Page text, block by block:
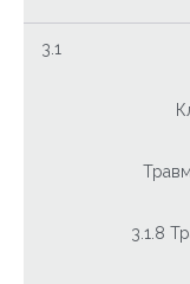
3.1
3.1.8